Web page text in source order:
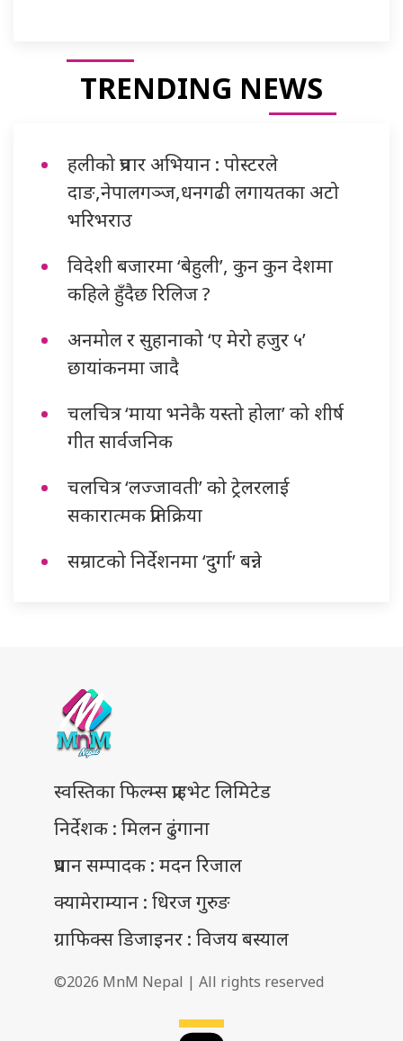
TRENDING NEWS
हलीको प्रचार अभियान : पोस्टरले
दाङ,नेपालगञ्ज,धनगढी लगायतका अटो
भरिभराउ
विदेशी बजारमा ‘बेहुली’, कुन कुन देशमा
कहिले हुँदैछ रिलिज ?
अनमोल र सुहानाको ‘ए मेरो हजुर ५’
छायांकनमा जादै
चलचित्र ‘माया भनेकै यस्तो होला’ को शीर्ष
गीत सार्वजनिक
चलचित्र ‘लज्जावती’ को ट्रेलरलाई
सकारात्मक प्रतिक्रिया
सम्राटको निर्देशनमा ‘दुर्गा’ बन्ने
स्वस्तिका फिल्म्स प्राइभेट लिमिटेड
निर्देशक : मिलन ढुंगाना
प्रधान सम्पादक : मदन रिजाल
क्यामेराम्यान : धिरज गुरुङ
ग्राफिक्स डिजाइनर : विजय बस्याल
©2026 MnM Nepal | All rights reserved